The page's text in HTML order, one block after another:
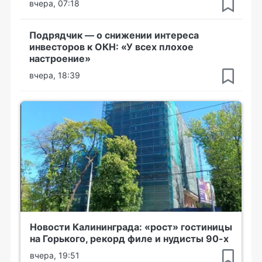
вчера, 07:18
Подрядчик — о снижении интереса
инвесторов к ОКН: «У всех плохое
настроение»
вчера, 18:39
Новости Калининграда: «рост» гостиницы
на Горького, рекорд филе и нудисты 90-х
вчера, 19:51